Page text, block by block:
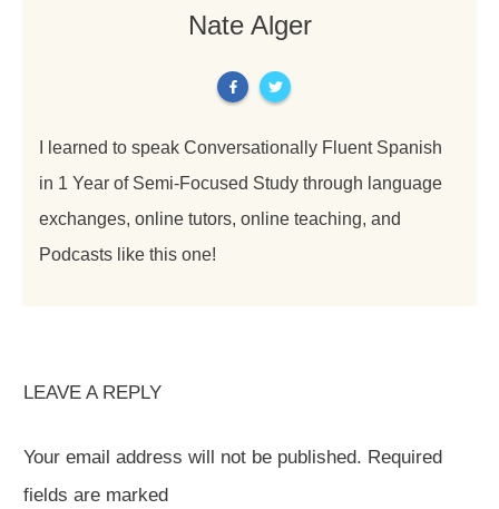
Nate Alger
I learned to speak Conversationally Fluent Spanish
in 1 Year of Semi-Focused Study through language
exchanges, online tutors, online teaching, and
Podcasts like this one!
LEAVE A REPLY
Your email address will not be published. Required
fields are marked